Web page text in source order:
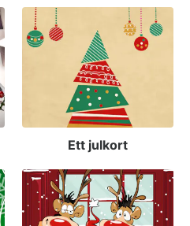
Ett julkort